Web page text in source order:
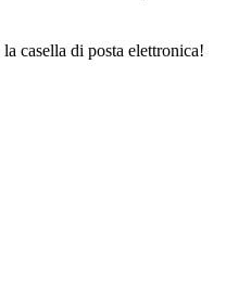
casella di posta elettronica!